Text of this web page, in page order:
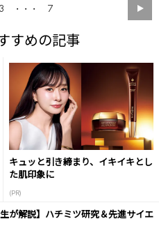
3 ・・・ 7
すめの記事
キュッと引き締まり、イキイキとし
た肌印象に
(PR)
生が解説】ハチミツ研究＆先進サイエ